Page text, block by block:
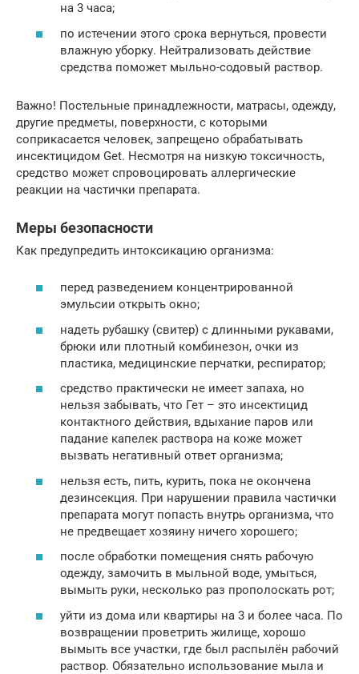
на 3 часа;
по истечении этого срока вернуться, провести
влажную уборку. Нейтрализовать действие
средства поможет мыльно-содовый раствор.
Важно! Постельные принадлежности, матрасы, одежду,
другие предметы, поверхности, с которыми
соприкасается человек, запрещено обрабатывать
инсектицидом Get. Несмотря на низкую токсичность,
средство может спровоцировать аллергические
реакции на частички препарата.
Меры безопасности
Как предупредить интоксикацию организма:
перед разведением концентрированной
эмульсии открыть окно;
надеть рубашку (свитер) с длинными рукавами,
брюки или плотный комбинезон, очки из
пластика, медицинские перчатки, респиратор;
средство практически не имеет запаха, но
нельзя забывать, что Гет – это инсектицид
контактного действия, вдыхание паров или
падание капелек раствора на коже может
вызвать негативный ответ организма;
нельзя есть, пить, курить, пока не окончена
дезинсекция. При нарушении правила частички
препарата могут попасть внутрь организма, что
не предвещает хозяину ничего хорошего;
после обработки помещения снять рабочую
одежду, замочить в мыльной воде, умыться,
вымыть руки, несколько раз прополоскать рот;
уйти из дома или квартиры на 3 и более часа. По
возвращении проветрить жилище, хорошо
вымыть все участки, где был распылён рабочий
раствор. Обязательно использование мыла и